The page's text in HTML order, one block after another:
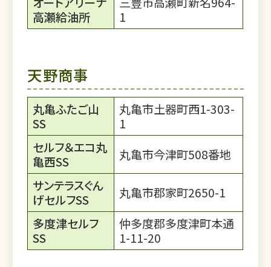
高瀬給油所
1
天野商事
丸亀ふたご山
SS
丸亀市土器町西1-303-
1
セルフ＆エコ丸
亀西SS
丸亀市今津町508番地
サンテラスぐん
げセルフSS
丸亀市郡家町2650-1
多度津セルフ
SS
仲多度郡多度津町本通
1-11-20